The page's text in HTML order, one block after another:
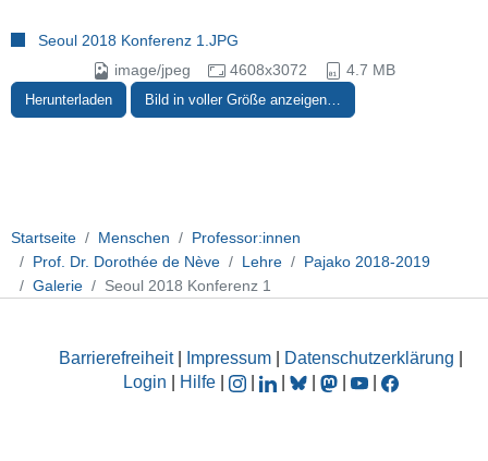
Seoul 2018 Konferenz 1.JPG
image/jpeg
4608x3072 4.7 MB
Herunterladen Bild in voller Größe anzeigen…
Startseite Menschen
Professor:innen
Prof. Dr. Dorothée de Nève
Lehre
Pajako 2018-2019
Galerie
Seoul 2018 Konferenz 1
Barrierefreiheit| Impressum Datenschutzerklärung
Login
Hilfe